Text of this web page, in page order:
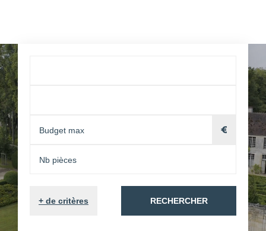
+ de critères RECHERCHER